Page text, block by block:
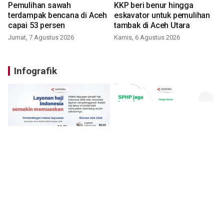
Pemulihan sawah
terdampak bencana di Aceh
capai 53 persen
Jumat, 7 Agustus 2026
KKP beri benur hingga
eskavator untuk pemulihan
tambak di Aceh Utara
Kamis, 6 Agustus 2026
Infografik